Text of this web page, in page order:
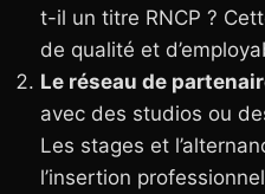
t-il un titre RNCP ?
de qualité et
Le réseau de
avec des studios ou
Les stages et
l’insertion